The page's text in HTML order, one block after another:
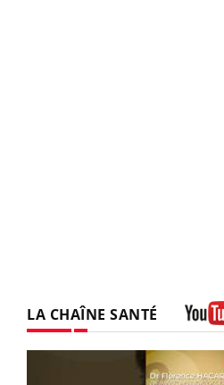
LA CHAÎNE SANTÉ